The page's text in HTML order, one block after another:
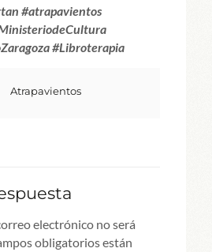
#atrapavientos
#Libroterapia
Atrapavientos
electrónico no será
obligatorios están